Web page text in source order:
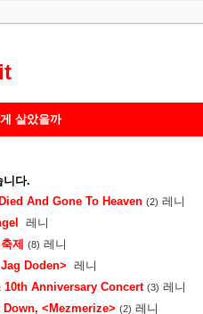
살았을까
니다.
And Gone To Heaven (2) 레니
레니
제 (8) 레니
Doden> 레니
10th Anniversary Concert (3) 레니
<Mezmerize> (2) 레니